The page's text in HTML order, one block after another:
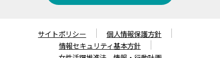
サイトポリシー
個人情報保護方針
情報セキュリティ基本方針